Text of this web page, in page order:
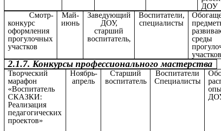
ДОУ
Смотр-
конкурс
оформления
прогулочных
участков
Май-
июнь
Заведующий
ДОУ,
старший
воспитатель,
Воспитатели,
специалисты
среды
2.1.7. Конкурсы профессионального мастерства
Творческий
марафон
«Воспитатель
СКАЗКИ:
Реализация
педагогических
проектов»
Ноябрь-
апрель
Старший
воспитатель
Воспитатели
Специалисты